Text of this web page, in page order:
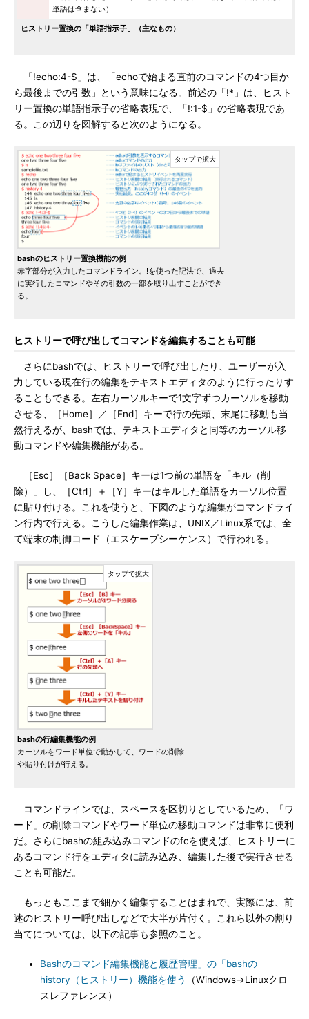
単語は含まない）
ヒストリー置換の「単語指示子」（主なもの）
「!echo:4-$」は、「echoで始まる直前のコマンドの4つ目か
ら最後までの引数」という意味になる。前述の「!*」は、ヒスト
リー置換の単語指示子の省略表現で、「!:1-$」の省略表現であ
る。この辺りを図解すると次のようになる。
bashのヒストリー置換機能の例
赤字部分が入力したコマンドライン。!を使った記法で、過去
に実行したコマンドやその引数の一部を取り出すことができ
る。
ヒストリーで呼び出してコマンドを編集することも可能
さらにbashでは、ヒストリーで呼び出したり、ユーザーが入
力している現在行の編集をテキストエディタのように行ったりす
ることもできる。左右カーソルキーで1文字ずつカーソルを移動
させる、［Home］／［End］キーで行の先頭、末尾に移動も当
然行えるが、bashでは、テキストエディタと同等のカーソル移
動コマンドや編集機能がある。
［Esc］［Back Space］キーは1つ前の単語を「キル（削
除）」し、［Ctrl］＋［Y］キーはキルした単語をカーソル位置
に貼り付ける。これを使うと、下図のような編集がコマンドライ
ン行内で行える。こうした編集作業は、UNIX／Linux系では、全
て端末の制御コード（エスケープシーケンス）で行われる。
bashの行編集機能の例
カーソルをワード単位で動かして、ワードの削除
や貼り付けが行える。
コマンドラインでは、スペースを区切りとしているため、「ワ
ード」の削除コマンドやワード単位の移動コマンドは非常に便利
だ。さらにbashの組み込みコマンドのfcを使えば、ヒストリーに
あるコマンド行をエディタに読み込み、編集した後で実行させる
ことも可能だ。
もっともここまで細かく編集することはまれで、実際には、前
述のヒストリー呼び出しなどで大半が片付く。これら以外の割り
当てについては、以下の記事も参照のこと。
Bashのコマンド編集機能と履歴管理」の「bashの
history（ヒストリー）機能を使う
（Windows→Linuxクロ
スレファレンス）